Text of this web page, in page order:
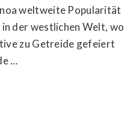
weltweite Popularität
der westlichen Welt, wo
zu Getreide gefeiert
…